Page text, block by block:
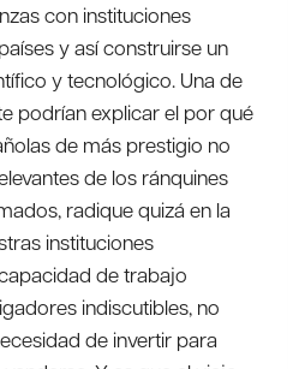
con instituciones
y así construirse un
y tecnológico. Una de
podrían explicar el por qué
de más prestigio no
de los ránquines
radique quizá en la
instituciones
de trabajo
indiscutibles, no
de invertir para